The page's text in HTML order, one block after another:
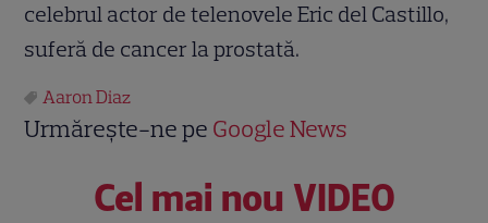
celebrul actor de telenovele Eric del Castillo,
suferă de cancer la prostată.
Aaron Diaz
Urmărește-ne pe Google News
Cel mai nou VIDEO